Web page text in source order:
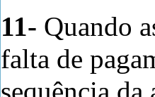
11- Quando
falta de